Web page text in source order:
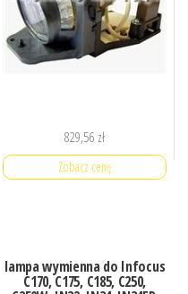
829,56 zł
Zobacz cenę
lampa wymienna do Infocus
C170, C175, C185, C250,